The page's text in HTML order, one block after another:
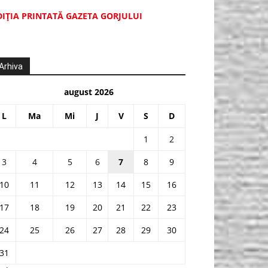
PRINTATĂ GAZETA GORJULUI
august 2026
L Ma Mi J V S D
1
2
3
4 5 6 7 8
9
11 12 13 14 15
16
18 19 20 21 22
23
25 26 27 28 29
30